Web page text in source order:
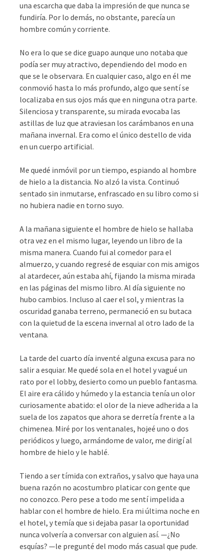
una escarcha que daba la impresión de que nunca se
fundiría. Por lo demás, no obstante, parecía un
hombre común y corriente.
No era lo que se dice guapo aunque uno notaba que
podía ser muy atractivo, dependiendo del modo en
que se le observara. En cualquier caso, algo en él me
conmovió hasta lo más profundo, algo que sentí se
localizaba en sus ojos más que en ninguna otra parte.
Silenciosa y transparente, su mirada evocaba las
astillas de luz que atraviesan los carámbanos en una
mañana invernal. Era como el único destello de vida
en un cuerpo artificial.
Me quedé inmóvil por un tiempo, espiando al hombre
de hielo a la distancia. No alzó la vista. Continuó
sentado sin inmutarse, enfrascado en su libro como si
no hubiera nadie en torno suyo.
A la mañana siguiente el hombre de hielo se hallaba
otra vez en el mismo lugar, leyendo un libro de la
misma manera. Cuando fui al comedor para el
almuerzo, y cuando regresé de esquiar con mis amigos
al atardecer, aún estaba ahí, fijando la misma mirada
en las páginas del mismo libro. Al día siguiente no
hubo cambios. Incluso al caer el sol, y mientras la
oscuridad ganaba terreno, permaneció en su butaca
con la quietud de la escena invernal al otro lado de la
ventana.
La tarde del cuarto día inventé alguna excusa para no
salir a esquiar. Me quedé sola en el hotel y vagué un
rato por el lobby, desierto como un pueblo fantasma.
El aire era cálido y húmedo y la estancia tenía un olor
curiosamente abatido: el olor de la nieve adherida a la
suela de los zapatos que ahora se derretía frente a la
chimenea. Miré por los ventanales, hojeé uno o dos
periódicos y luego, armándome de valor, me dirigí al
hombre de hielo y le hablé.
Tiendo a ser tímida con extraños, y salvo que haya una
buena razón no acostumbro platicar con gente que
no conozco. Pero pese a todo me sentí impelida a
hablar con el hombre de hielo. Era mi última noche en
el hotel, y temía que si dejaba pasar la oportunidad
nunca volvería a conversar con alguien así. —¿No
esquías? —le pregunté del modo más casual que pude.